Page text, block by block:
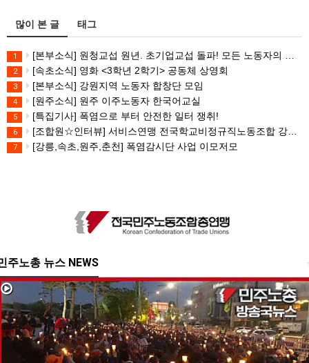
많이 본 글 태그
1 [본부소식] 원청교섭 원년. 초기업교섭 돌파! 모든 노동자의 노동기본권 쟁취! 민주노총 7.15 총파업대회
2 [속초소식] 영화 <3학년 2학기> 공동체 상영회
3 [본부소식] 강원지역 노동자 합창단 모임
4 [원주소식] 원주 이주노동자 한국어교실
5 [특집기사] 폭염으로 부터 안전한 일터 쟁취!
6 [조합원☆인터뷰] 서비스연맹 전국학교비정규직노동조합 강원지부 김유미 춘천지회장
7 [강릉,속초,원주,춘천] 폭염감시단 사업 이모저모
주노총 뉴스 NEWS